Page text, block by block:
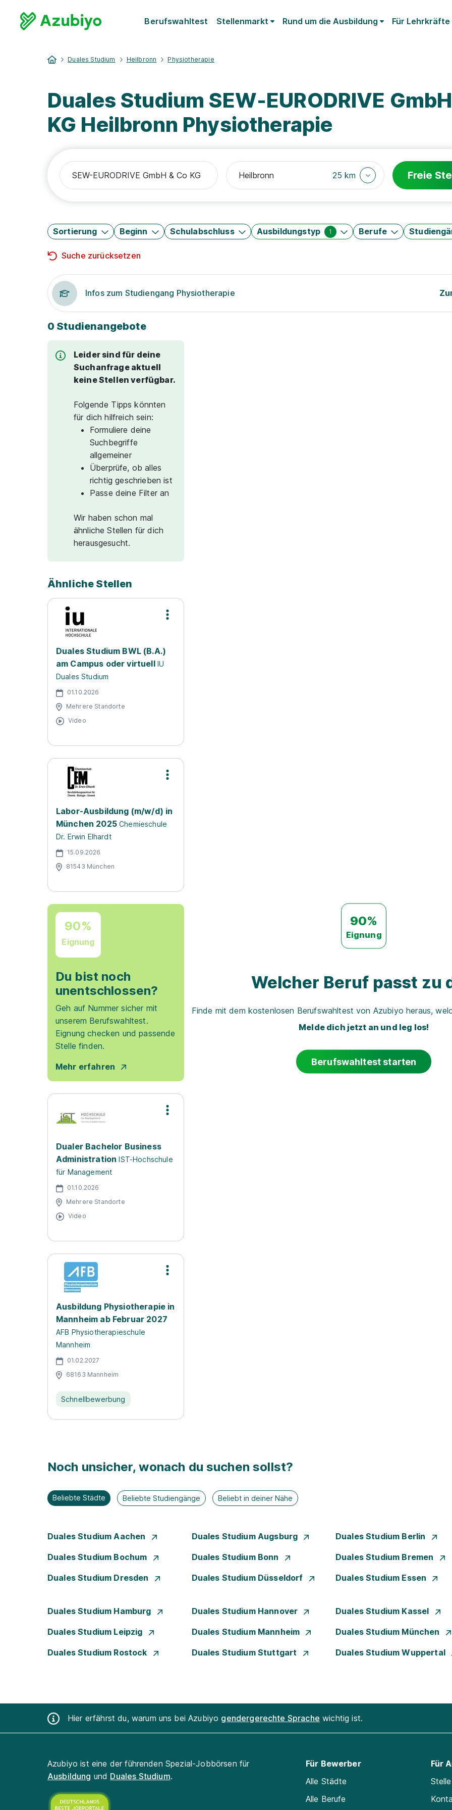
Berufswahltest Stellenmarkt Rund um die Ausbildung Für Lehrkräfte
Duales Studium Heilbronn Physiotherapie
Duales Studium SEW-EURODRIVE
KG Heilbronn Physiotherapie
25 km Freie
Sortierung Beginn Schulabschluss Ausbildungstyp 1 Berufe
Suche zurücksetzen
Infos zum Studiengang Physiotherapie
0 Studienangebote
Leider sind für deine
Suchanfrage aktuell
keine Stellen verfügbar.
Folgende Tipps könnten
für dich hilfreich sein:
Formuliere deine
Suchbegriffe
allgemeiner
Überprüfe, ob alles
richtig geschrieben ist
Passe deine Filter an
Wir haben schon mal
ähnliche Stellen für dich
herausgesucht.
Ähnliche Stellen
Duales Studium BWL (B.A.)
am Campus oder virtuell IU
Duales Studium
01.10.2026
Mehrere Standorte
Video
Labor-Ausbildung (m/w/d) in
München 2025 Chemieschule
Dr. Erwin Elhardt
15.09.2026
81543 München
90%
Eignung
Du bist noch
unentschlossen?
Geh auf Nummer sicher mit
unserem Berufswahltest.
Eignung checken und passende
Stelle finden.
Mehr erfahren
Dualer Bachelor Business
Administration IST-Hochschule
für Management
01.10.2026
Mehrere Standorte
Video
Ausbildung Physiotherapie in
Mannheim ab Februar 2027
AFB Physiotherapieschule
Mannheim
01.02.2027
68163 Mannheim
Schnellbewerbung
90%
Eignung
Welcher Beruf passt zu
Finde mit dem kostenlosen Berufswahltest von Azubiyo heraus,
Melde dich jetzt an und leg los!
Berufswahltest starten
Noch unsicher, wonach du suchen sollst?
Beliebte Städte Beliebte Studiengänge Beliebt in deiner Nähe
Duales Studium Aachen Duales Studium Augsburg Duales Studium Berlin
Duales Studium Bochum Duales Studium Bonn Duales Studium Bremen
Duales Studium Dresden Duales Studium Düsseldorf Duales Studium Essen
Duales Studium Hamburg Duales Studium Hannover Duales Studium Kassel
Duales Studium Leipzig Duales Studium Mannheim Duales Studium München
Duales Studium Rostock Duales Studium Stuttgart Duales Studium Wuppertal
Hier erfährst du, warum uns bei Azubiyo gendergerechte Sprache wichtig ist.
Azubiyo ist eine der führenden Spezial-Jobbörsen für
Ausbildung und Duales Studium.
Für Bewerber
Alle Städte
Alle Berufe
Für